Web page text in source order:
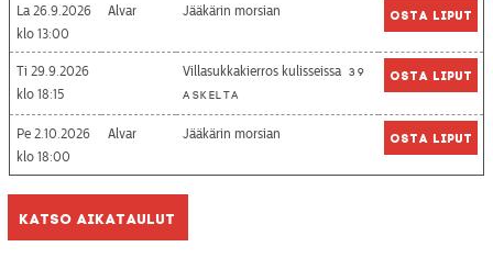
La 26.9.2026
13:00
Alvar Jääkärin morsian Osta liput
Ti 29.9.2026
18:15
Villasukkakierros kulisseissa 39
askelta
Osta liput
Pe 2.10.2026
18:00
Alvar Jääkärin morsian Osta liput
Katso aikataulut